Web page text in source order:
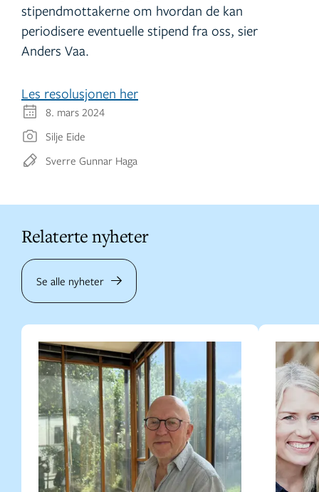
8. mars 2024
Silje Eide
Sverre Gunnar Haga
stipendmottakerne om hvordan de kan
periodisere eventuelle stipend fra oss, sier
Anders Vaa.
Les resolusjonen her
Relaterte nyheter
Se alle nyheter